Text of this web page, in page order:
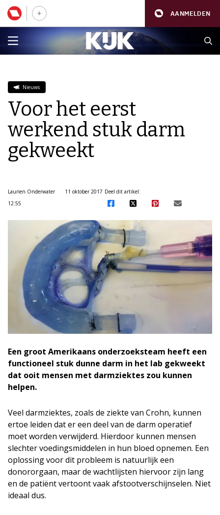
AANMELDEN
Nieuws
Voor het eerst
werkend stuk darm
gekweekt
Laurien Onderwater
11 oktober 2017
12:55
Deel dit artikel:
Een groot Amerikaans onderzoeksteam heeft een
functioneel stuk dunne darm in het lab gekweekt
dat ooit mensen met darmziektes zou kunnen
helpen.
Veel darmziektes, zoals de ziekte van Crohn, kunnen
ertoe leiden dat er een deel van de darm operatief
moet worden verwijderd. Hierdoor kunnen mensen
slechter voedingsmiddelen in hun bloed opnemen. Een
oplossing voor dit probleem is natuurlijk een
donororgaan, maar de wachtlijsten hiervoor zijn lang
en de patiënt vertoont vaak afstootverschijnselen. Niet
ideaal dus.